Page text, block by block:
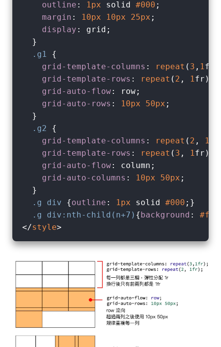
outline : 1px solid #000 ;
margin : 10px 10px 25px ;
display : grid;
  }
.g1 {
grid-template-columns : repeat ( 3 , 1
grid-template-rows : repeat ( 2 , 1
grid-auto-flow:
grid-auto-rows : 10px 50px
  }
.g2 {
grid-template-columns : repeat ( 2 , 1
grid-template-rows : repeat ( 3 , 1
grid-auto-flow:
grid-auto-columns : 10px 50px
  }
.g
div {outline : 1px solid #000 ;}
.g
div :nth-child(n+7) {background :
</style>